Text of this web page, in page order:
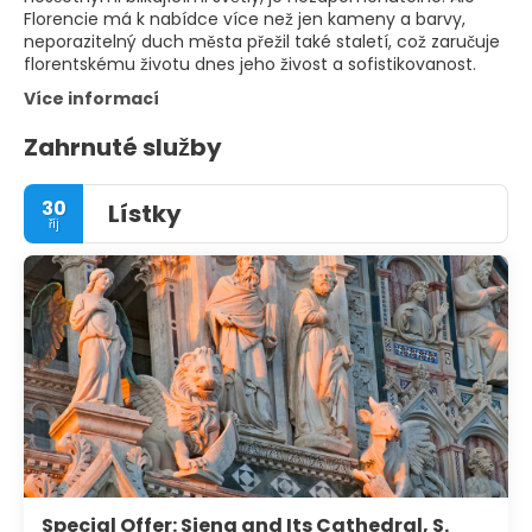
Florencie má k nabídce více než jen kameny a barvy,
neporazitelný duch města přežil také staletí, což zaručuje
florentskému životu dnes jeho živost a sofistikovanost.
Více informací
Zahrnuté služby
30
říj Lístky
Special Offer: Siena and Its Cathedral, S.